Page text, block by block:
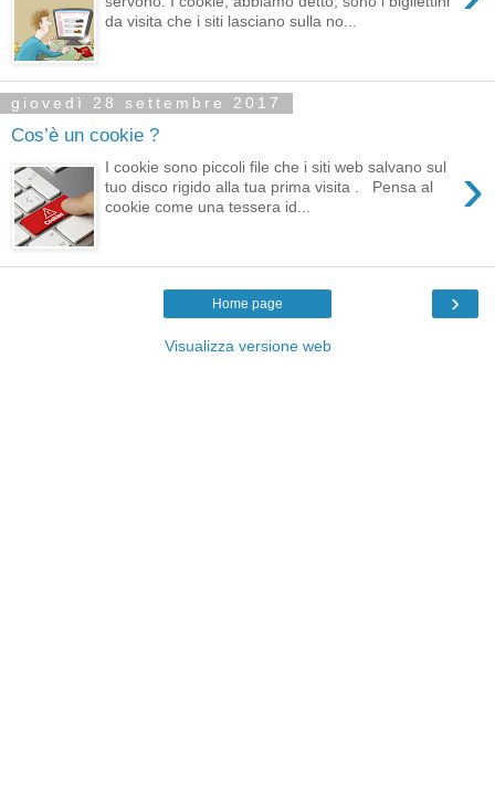
da visita che i siti lasciano sulla no...
giovedì 28 settembre 2017
Cos’è un cookie ?
›
I cookie sono piccoli file che i siti web salvano sul
tuo disco rigido alla tua prima visita . Pensa al
cookie come una tessera id...
›
Home page
Visualizza versione web